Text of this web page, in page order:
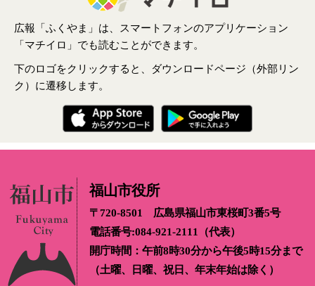
広報「ふくやま」は、スマートフォンのアプリケーション
「マチイロ」でも読むことができます。
下のロゴをクリックすると、ダウンロードページ（外部リン
ク）に遷移します。
福山市役所
〒720-8501 広島県福山市東桜町3番5号
電話番号:084-921-2111（代表）
開庁時間：午前8時30分から午後5時15分まで
（土曜、日曜、祝日、年末年始は除く）